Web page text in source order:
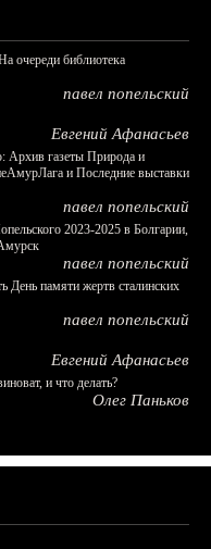
очереди библиотека
павел попельский
Евгений Афанасьев
Архив газеты Природа и
и Последние выставки
павел попельский
2023-2025 в Болгарии,
павел попельский
День памяти жертв сталинских
павел попельский
Евгений Афанасьев
и что делать?
Олег Паньков